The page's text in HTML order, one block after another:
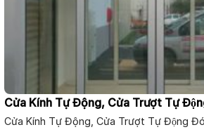
Cửa Kính Tự Động, Cửa Trượt Tự
Cửa Kính Tự Động, Cửa Trượt Tự Động